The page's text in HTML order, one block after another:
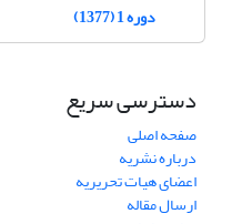
دوره 1 (1377)
دسترسی سریع
صفحه اصلی
درباره نشریه
اعضای هیات تحریریه
ارسال مقاله